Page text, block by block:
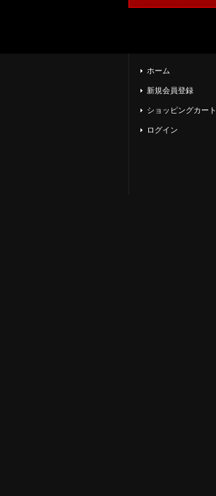
ホーム
新規会員登録
ショッピングカート
ログイン